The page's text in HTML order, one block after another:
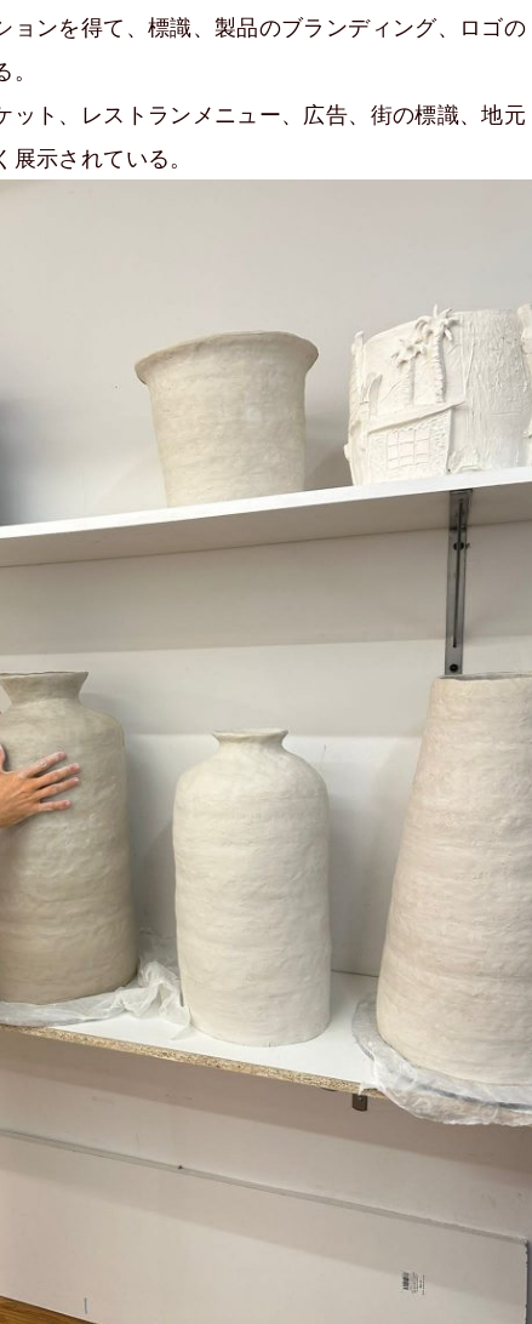
ョンを得て、標識、製品のブランディング、ロゴの
ット、レストランメニュー、広告、街の標識、地元
示されている。